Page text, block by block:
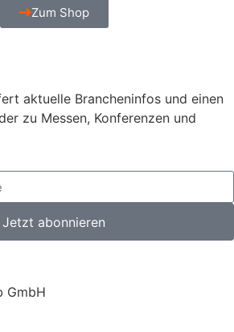
Zum Shop
aktuelle Brancheninfos und einen
zu Messen, Konferenzen und
Jetzt abonnieren
GmbH